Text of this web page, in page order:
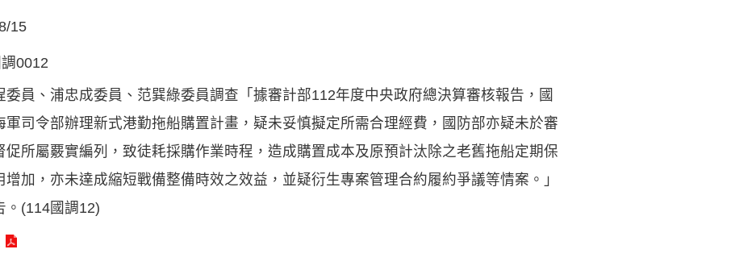
15
0012
委員、浦忠成委員、范巽綠委員調查「據審計部112年度中央政府總決算審核報告，國
軍司令部辦理新式港勤拖船購置計畫，疑未妥慎擬定所需合理經費，國防部亦疑未於審
促所屬覈實編列，致徒耗採購作業時程，造成購置成本及原預計汰除之老舊拖船定期保
增加，亦未達成縮短戰備整備時效之效益，並疑衍生專案管理合約履約爭議等情案。」
。(114國調12)